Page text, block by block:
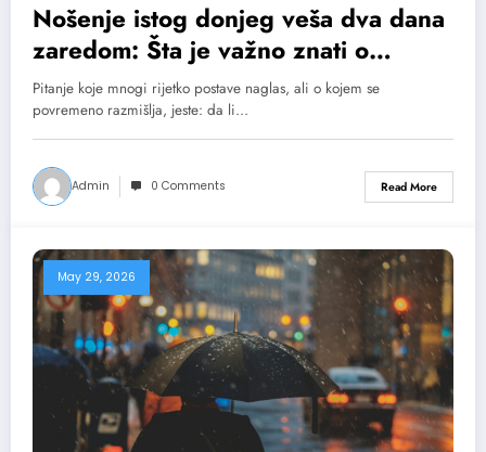
Nošenje istog donjeg veša dva dana
zaredom: Šta je važno znati o
higijeni i udobnosti?
Pitanje koje mnogi rijetko postave naglas, ali o kojem se
povremeno razmišlja, jeste: da li…
Admin 0 Comments Read More
May 29, 2026